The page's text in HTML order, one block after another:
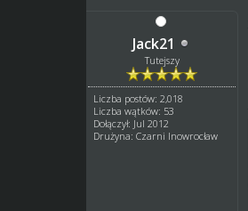
Jack21
Tutejszy
Liczba postów: 2,018
Liczba wątków: 53
Dołączył: Jul 2012
Drużyna: Czarni Inowrocław